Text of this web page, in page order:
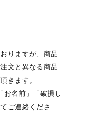
りますが、商品
文と異なる商品
きます。
お名前」「破損し
ご連絡くださ